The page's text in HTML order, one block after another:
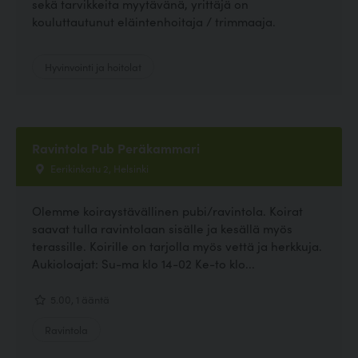
sekä tarvikkeita myytävänä, yrittäjä on
kouluttautunut eläintenhoitaja / trimmaaja.
Ravintola Pub Peräkammari
Eerikinkatu 2, Helsinki
Olemme koiraystävällinen pubi/ravintola. Koirat
saavat tulla ravintolaan sisälle ja kesällä myös
terassille. Koirille on tarjolla myös vettä ja herkkuja.
Aukioloajat: Su-ma klo 14-02 Ke-to klo...